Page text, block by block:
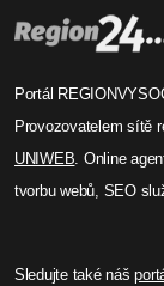
Portál
Provozovatelem sítě
UNIWEB . Online
tvorbu webů, SEO
Sledujte také náš